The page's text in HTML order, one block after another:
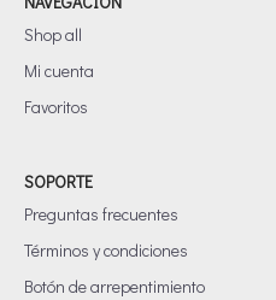
Shop all
Mi cuenta
Favoritos
SOPORTE
Preguntas frecuentes
Términos y condiciones
Botón de arrepentimiento